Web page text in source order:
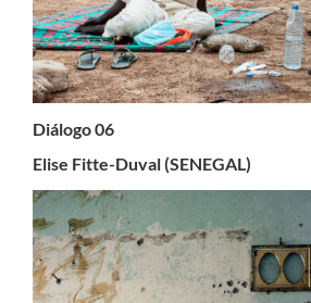
Diálogo 06
Elise Fitte-Duval (SENEGAL)